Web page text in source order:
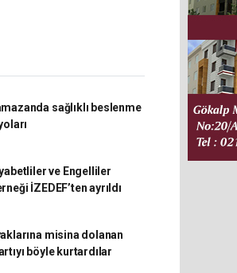
sağlıklı beslenme
ve Engelliler
İZEDEF’ten ayrıldı
misina dolanan
böyle kurtardılar